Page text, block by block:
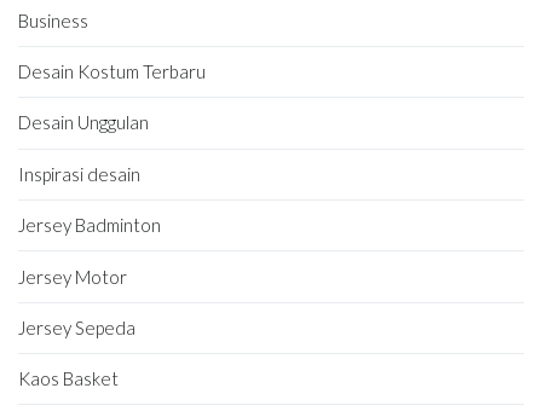
Business
Desain Kostum Terbaru
Desain Unggulan
Inspirasi desain
Jersey Badminton
Jersey Motor
Jersey Sepeda
Kaos Basket